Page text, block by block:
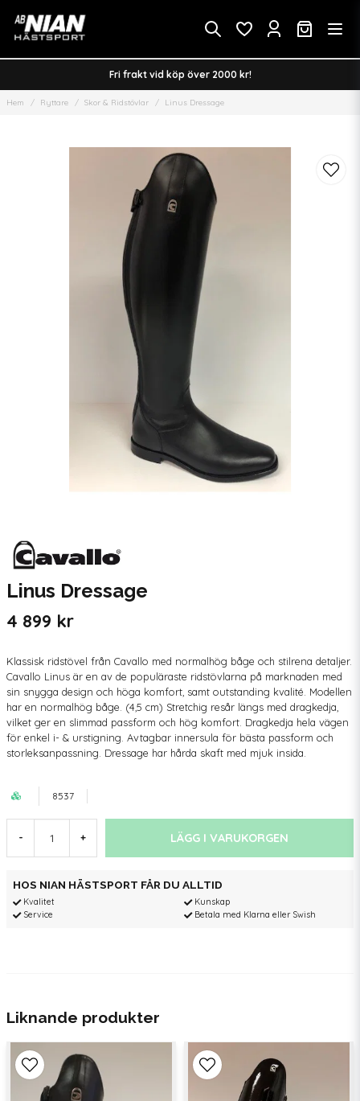
Fri frakt vid köp över 2000 kr!
Hem Ryttare Skor & Ridstövlar Linus Dressage
Linus Dressage
4 899 kr
Klassisk ridstövel från Cavallo med normalhög båge och stilrena detaljer.
Cavallo Linus är en av de populäraste ridstövlarna på marknaden med
sin snygga design och höga komfort, samt outstanding kvalité. Modellen
har en normalhög båge. (4,5 cm) Stretchig resår längs med dragkedja,
vilket ger en slimmad passform och hög komfort. Dragkedja hela vägen
för enkel i- & urstigning. Avtagbar innersula för bästa passform och
storleksanpassning. Dressage har hårda skaft med mjuk insida.
8537
- + LÄGG I VARUKORGEN
HOS NIAN HÄSTSPORT FÅR DU ALLTID
Kvalitet
Service
Kunskap
Betala med Klarna eller Swish
Liknande produkter